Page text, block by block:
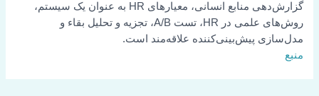
گزارش‌دهی منابع انسانی، معیارهای HR به عنوان یک سیستم،
روش‌های علمی در HR، تست A/B، تجزیه و تحلیل بقاء و
مدل‌سازی پیش‌بینی‌کننده علاقه‌مند است.
منبع